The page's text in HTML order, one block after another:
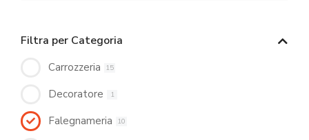
Filtra per Categoria
Carrozzeria 15
Decoratore 1
Falegnameria 10